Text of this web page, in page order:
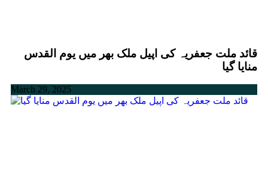
قائد ملت جعفریہ کی اپیل ملک بھر میں یوم القدس
منایا گیا
March 29, 2025